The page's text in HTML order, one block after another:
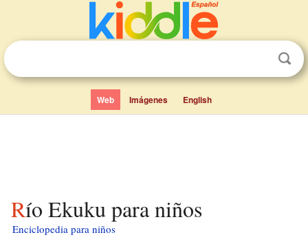
Web Imágenes English
Río Ekuku para niños
Enciclopedia para niños